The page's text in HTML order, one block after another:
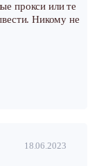
прокси или те
Никому не
18.06.2023